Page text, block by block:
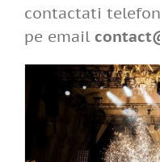
contactati
pe email